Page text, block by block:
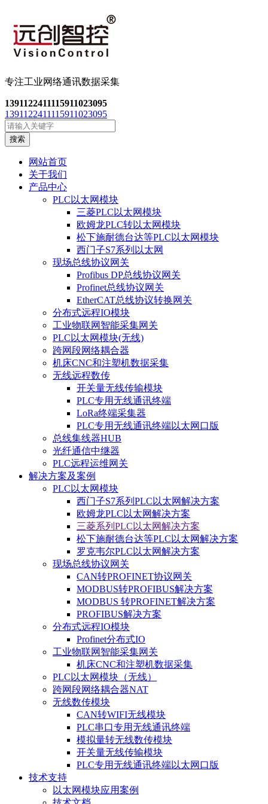
专注工业网络通讯数据采集
1391122411115911023095
1391122411115911023095
搜索
网站首页
关于我们
产品中心
PLC以太网模块
三菱PLC以太网模块
欧姆龙PLC转以太网模块
松下施耐德台达等PLC以太网模块
西门子S7系列以太网
现场总线协议网关
Profibus DP总线协议网关
Profinet总线协议网关
EtherCAT总线协议转换网关
分布式远程IO模块
工业物联网智能采集网关
PLC以太网模块(无线)
跨网段网络耦合器
机床CNC和注塑机数据采集
无线远程数传
开关量无线传输模块
PLC专用无线通讯终端
LoRa终端采集器
PLC专用无线通讯终端以太网口版
总线集线器HUB
光纤通信中继器
PLC远程运维网关
解决方案及案例
PLC以太网模块
西门子S7系列PLC以太网解决方案
欧姆龙PLC以太网解决方案
三菱系列PLC以太网解决方案
松下施耐德台达等PLC以太网解决方案
罗克韦尔PLC以太网解决方案
现场总线协议网关
CAN转PROFINET协议网关
MODBUS转PROFIBUS解决方案
MODBUS 转PROFINET解决方案
PROFIBUS解决方案
分布式远程IO模块
Profinet分布式IO
工业物联网智能采集网关
机床CNC和注塑机数据采集
PLC以太网模块（无线）
跨网段网络耦合器NAT
无线数传模块
CAN转WIFI无线模块
PLC串口专用无线通讯终端
模拟量转无线数传模块
开关量无线传输模块
PLC专用无线通讯终端以太网口版
技术支持
以太网模块应用案例